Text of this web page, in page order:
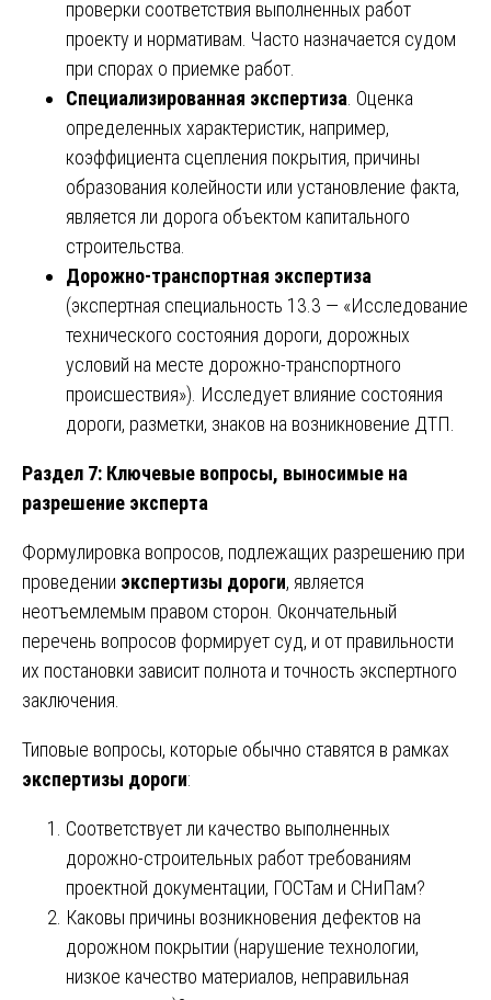
проверки соответствия выполненных работ
проекту и нормативам. Часто назначается судом
при спорах о приемке работ.
Специализированная экспертиза . Оценка
определенных характеристик, например,
коэффициента сцепления покрытия, причины
образования колейности или установление факта,
является ли дорога объектом капитального
строительства.
Дорожно-транспортная экспертиза
(экспертная специальность 13.3 — «Исследование
технического состояния дороги, дорожных
условий на месте дорожно-транспортного
происшествия»). Исследует влияние состояния
дороги, разметки, знаков на возникновение ДТП.
Раздел 7: Ключевые вопросы, выносимые на
разрешение эксперта
Формулировка вопросов, подлежащих разрешению при
проведении экспертизы дороги, является
неотъемлемым правом сторон. Окончательный
перечень вопросов формирует суд, и от правильности
их постановки зависит полнота и точность экспертного
заключения.
Типовые вопросы, которые обычно ставятся в рамках
экспертизы дороги:
Соответствует ли качество выполненных
дорожно-строительных работ требованиям
проектной документации, ГОСТам и СНиПам?
Каковы причины возникновения дефектов на
дорожном покрытии (нарушение технологии,
низкое качество материалов, неправильная